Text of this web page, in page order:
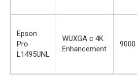
Epson
Pro
L1495UNL
WUXGA с 4K
Enhancement
9000